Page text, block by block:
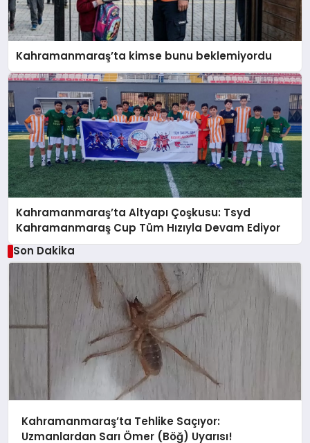
Kahramanmaraş’ta kimse bunu beklemiyordu
Kahramanmaraş’ta Altyapı Çoşkusu: Tsyd
Kahramanmaraş Cup Tüm Hızıyla Devam Ediyor
Son Dakika
Kahramanmaraş’ta Tehlike Saçıyor:
Uzmanlardan Sarı Ömer (Böğ) Uyarısı!